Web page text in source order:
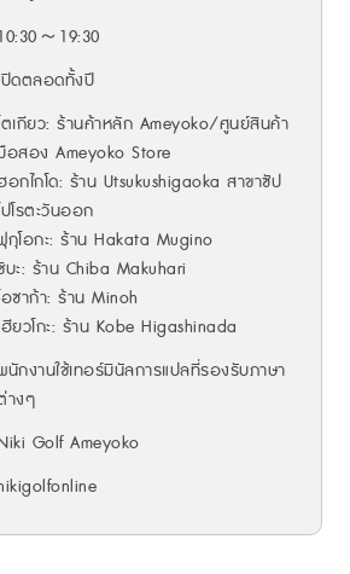
～19:30
ปิดตลอดทั้งปี
ตเกียว: ร้านค้าหลัก Ameyoko/ศูนย์สินค้า
อสอง Ameyoko Store
อกไกโด: ร้าน Utsukushigaoka สาขาซัป
ปโรตะวันออก
กุโอกะ: ร้าน Hakata Mugino
บะ: ร้าน Chiba Makuhari
อซาก้า: ร้าน Minoh
ฮียวโกะ: ร้าน Kobe Higashinada
นักงานใช้เทอร์มินัลการแปลที่รองรับภาษา
างๆ
Golf Ameyoko